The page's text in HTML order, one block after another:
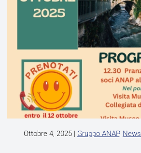
Ottobre 4, 2025 | Gruppo ANAP, News